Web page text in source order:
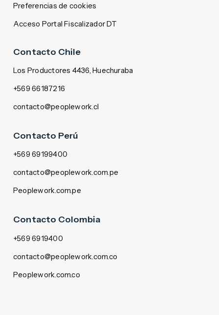
Preferencias de cookies
Acceso Portal Fiscalizador DT
Contacto Chile
Los Productores 4436, Huechuraba
+569 66187216
contacto@peoplework.cl
Contacto Perú
+569 69199400
contacto@peoplework.com.pe
Peoplework.com.pe
Contacto Colombia
+569 6919400
contacto@peoplework.com.co
Peoplework.com.co